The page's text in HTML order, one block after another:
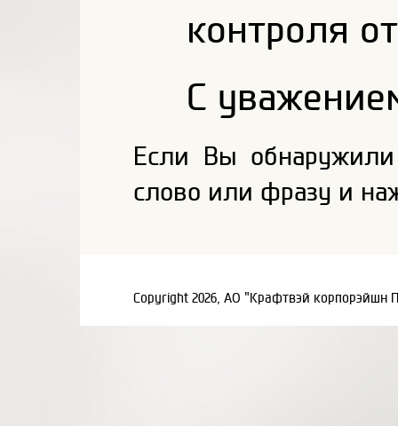
контроля
С
Если Вы
слово или фразу и
Copyright 2026, АО "Крафтвэй корпорэйшн